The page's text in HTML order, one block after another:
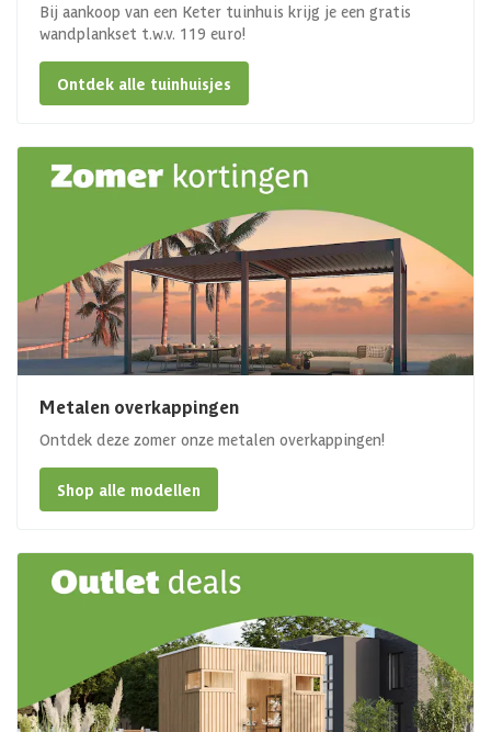
Bij aankoop van een Keter tuinhuis krijg je een gratis
wandplankset t.w.v. 119 euro!
Ontdek alle tuinhuisjes
Metalen overkappingen
Ontdek deze zomer onze metalen overkappingen!
Shop alle modellen